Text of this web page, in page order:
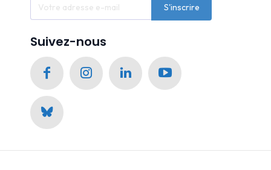
S'inscrire
Suivez-nous